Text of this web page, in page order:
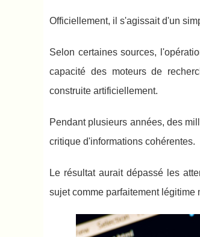
Officiellement, il s'agissait d'un
Selon certaines sources,
capacité des moteurs de
construite artificiellement.
Pendant plusieurs années, des
critique d'informations cohérentes.
Le résultat aurait dépassé les
sujet comme parfaitement